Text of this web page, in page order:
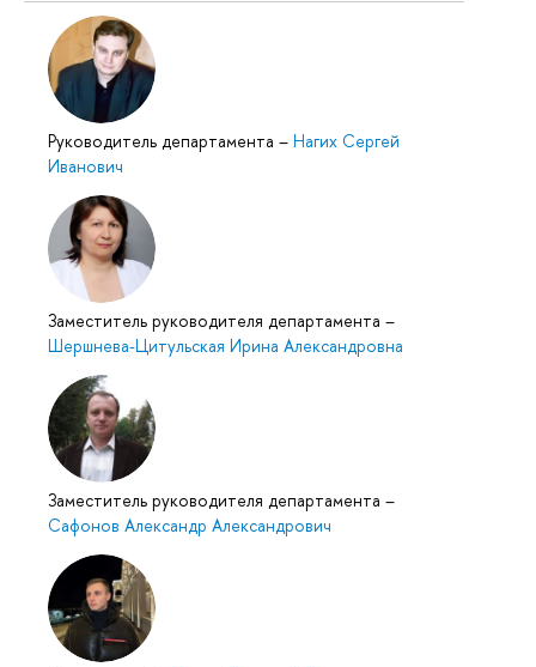
Руководитель департамента – Нагих Сергей
Иванович
Заместитель руководителя департамента –
Шершнева-Цитульская Ирина Александровна
Заместитель руководителя департамента –
Сафонов Александр Александрович